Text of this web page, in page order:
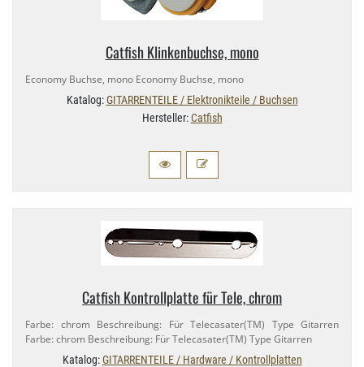
Catfish Klinkenbuchse, mono
Economy Buchse, mono Economy Buchse, mono
Katalog:GITARRENTEILE / Elektronikteile / Buchsen
Hersteller:Catfish
Catfish Kontrollplatte für Tele, chrom
Farbe: chrom Beschreibung: Für Telecasater(TM) Type Gitarren
Farbe: chrom Beschreibung: Für Telecasater(TM) Type Gitarren
Katalog:GITARRENTEILE / Hardware / Kontrollplatten